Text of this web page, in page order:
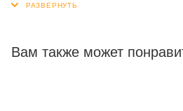
Вам также может